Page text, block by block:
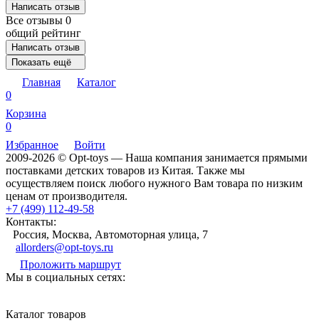
Написать отзыв
Все отзывы 0
общий рейтинг
Написать отзыв
Показать ещё
Главная
Каталог
0
Корзина
0
Избранное
Войти
2009-2026 © Opt-toys — Наша компания занимается прямыми
поставками детских товаров из Китая. Также мы
осуществляем поиск любого нужного Вам товара по низким
ценам от производителя.
+7 (499) 112-49-58
Контакты:
Россия, Москва, Автомоторная улица, 7
allorders@opt-toys.ru
Проложить маршрут
Мы в социальных сетях:
Каталог товаров